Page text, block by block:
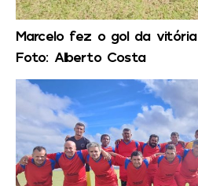
Marcelo fez o gol da
Foto: Alberto Costa